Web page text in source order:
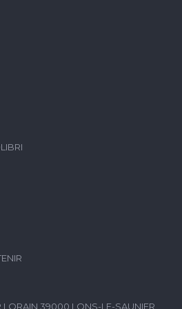
LORAIN 39000 LONS-LE-SAUNIER